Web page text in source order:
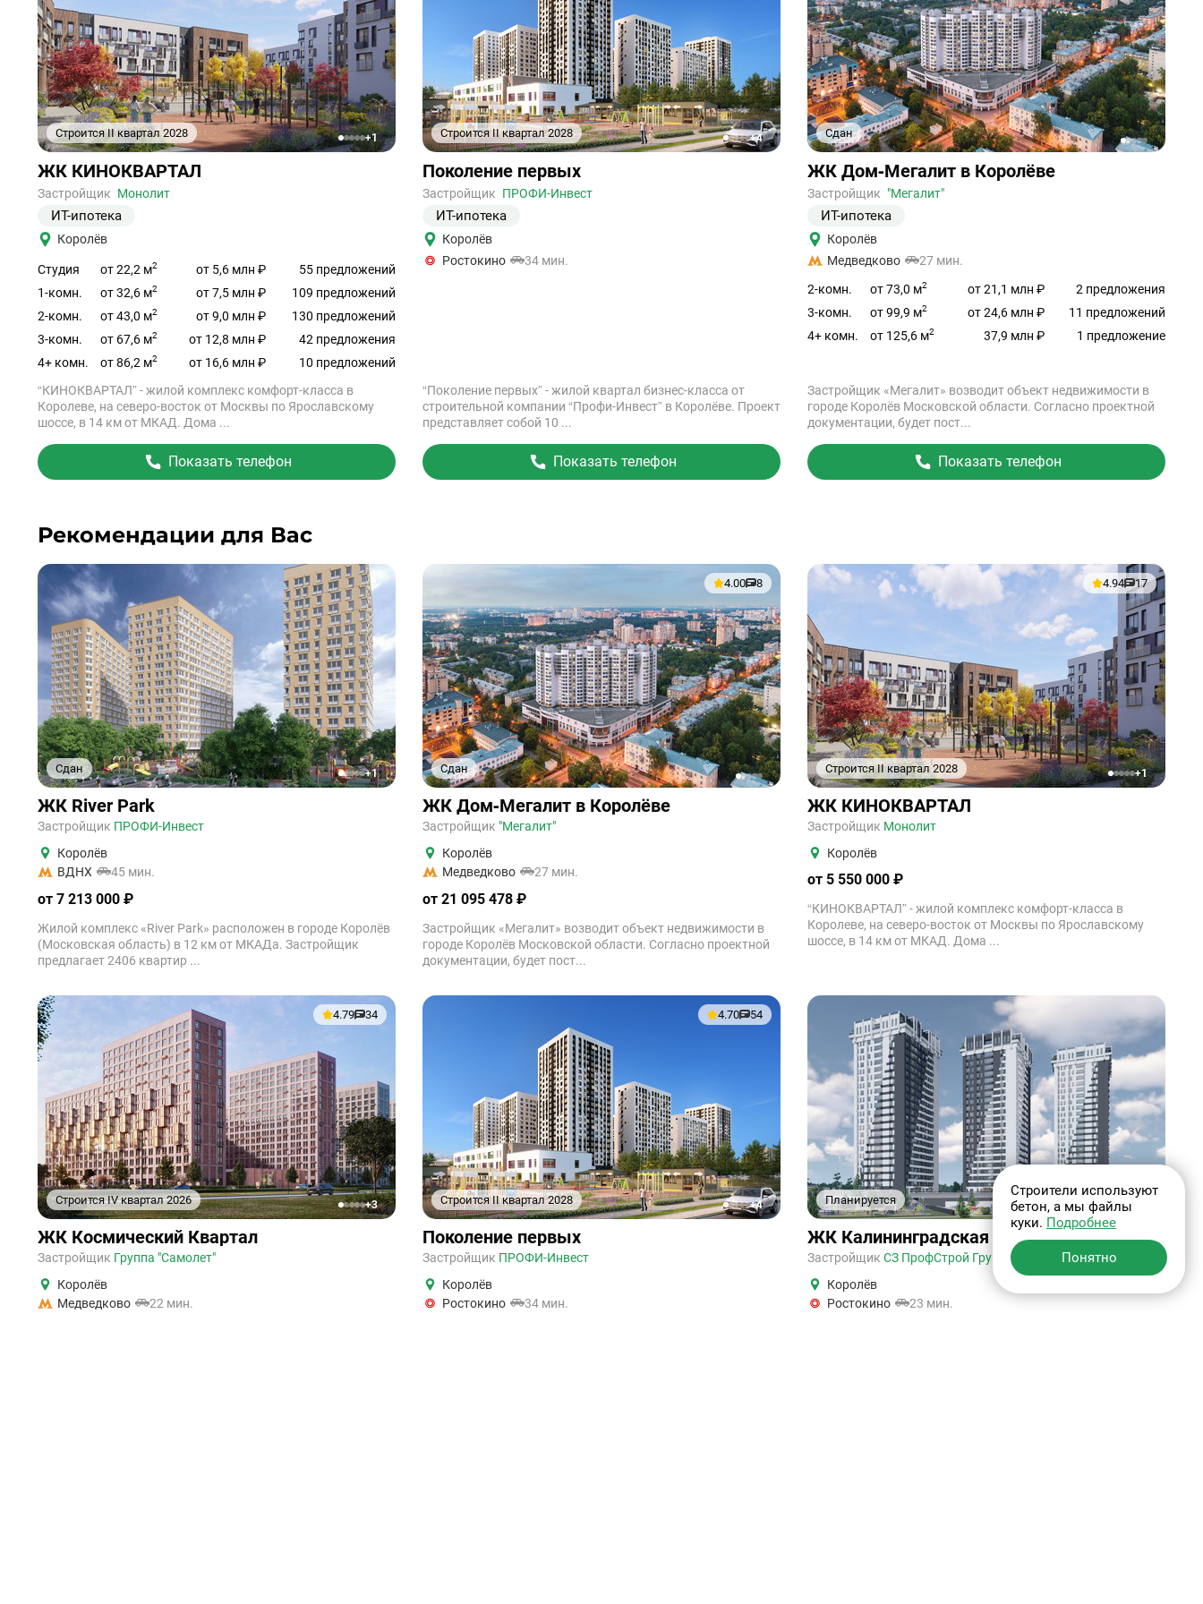
Строится II квартал 2028
12345+1
Ссылка
на
объект
ЖК КИНОКВАРТАЛ
Застройщик Монолит
ИТ-ипотека
Королёв
Студия от 22,2 м2 от 5,6 млн ₽
55 предложений
1-комн.
от 32,6 м2 от 7,5 млн ₽
109 предложений
2-комн.
от 43,0 м2 от 9,0 млн ₽
130 предложений
3-комн.
от 67,6 м2 от 12,8 млн ₽
42 предложения
4+ комн.
от 86,2 м2 от 16,6 млн ₽
10 предложений
“КИНОКВАРТАЛ” - жилой комплекс комфорт-класса в
Королеве, на северо-восток от Москвы по Ярославскому
шоссе, в 14 км от МКАД. Дома ...
Показать телефон
Строится II квартал 2028
12345+4
Ссылка
на
объект
Поколение первых
Застройщик ПРОФИ-Инвест
ИТ-ипотека
Королёв
Ростокино
34 мин.
“Поколение первых” - жилой квартал бизнес-класса от
строительной компании “Профи-Инвест” в Королёве. Проект
представляет собой 10 ...
Показать телефон
Сдан
12345
Ссылка
на
объект
ЖК Дом‐Мегалит в Королёве
Застройщик "Мегалит"
ИТ-ипотека
Королёв
Медведково
27 мин.
2-комн. от 73,0 м2 от 21,1 млн ₽
2 предложения
3-комн.
от 99,9 м2 от 24,6 млн ₽
11 предложений
4+ комн.
от 125,6 м2 37,9 млн ₽ 1 предложение
Застройщик «Мегалит» возводит объект недвижимости в
городе Королёв Московской области. Согласно проектной
документации, будет пост...
Показать телефон
Рекомендации для Вас
Сдан
12345+1
ЖК River Park
Застройщик ПРОФИ-Инвест
Королёв
ВДНХ
45 мин.
от 7 213 000 ₽
Жилой комплекс «River Park» расположен в городе Королёв
(Московская область) в 12 км от МКАДа. Застройщик
предлагает 2406 квартир ...
Сдан
4.00 8
12345
ЖК Дом‐Мегалит в Королёве
Застройщик "Мегалит"
Королёв
Медведково
27 мин.
от 21 095 478 ₽
Застройщик «Мегалит» возводит объект недвижимости в
городе Королёв Московской области. Согласно проектной
документации, будет пост...
Строится II квартал 2028
4.94 17
12345+1
ЖК КИНОКВАРТАЛ
Застройщик Монолит
Королёв
от 5 550 000 ₽
“КИНОКВАРТАЛ” - жилой комплекс комфорт-класса в
Королеве, на северо-восток от Москвы по Ярославскому
шоссе, в 14 км от МКАД. Дома ...
Строится IV квартал 2026
4.79 34
12345+3
ЖК Космический Квартал
Застройщик Группа "Самолет"
Королёв
Медведково
22 мин.
Строится II квартал 2028
4.70 54
12345+4
Поколение первых
Застройщик ПРОФИ-Инвест
Королёв
Ростокино
34 мин.
Планируется
ЖК Калининградская 9
Застройщик СЗ ПрофСтрой Групп
Королёв
Ростокино
23 мин.
Строители используют
бетон, а мы файлы
куки. Подробнее
Понятно